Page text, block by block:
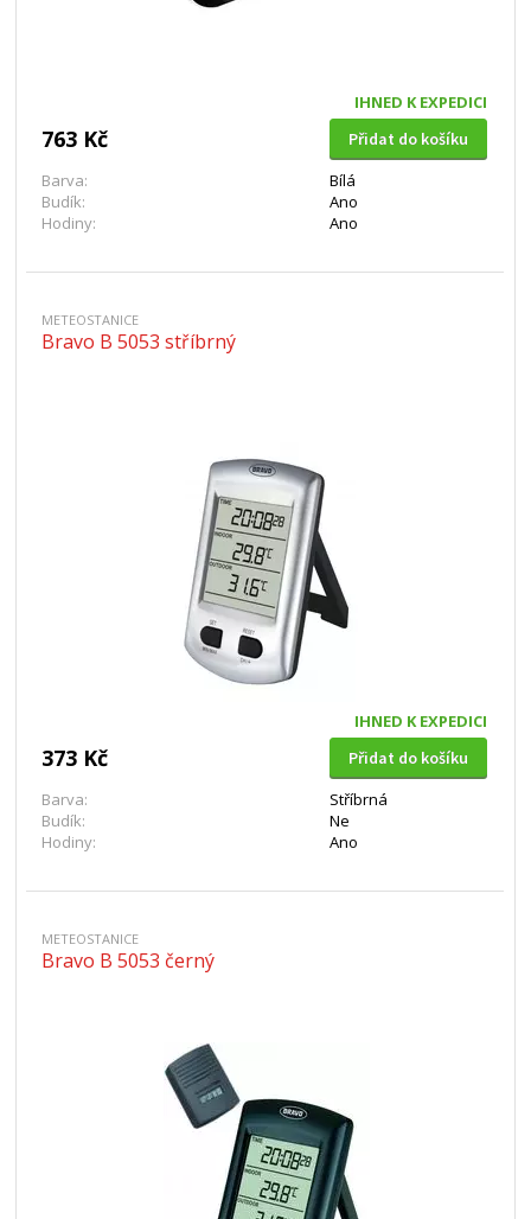
IHNED K EXPEDICI
763 Kč
Přidat do košíku
Barva:
Bílá
Budík:
Ano
Hodiny:
Ano
METEOSTANICE
Bravo B 5053 stříbrný
IHNED K EXPEDICI
373 Kč
Přidat do košíku
Barva:
Stříbrná
Budík:
Ne
Hodiny:
Ano
METEOSTANICE
Bravo B 5053 černý